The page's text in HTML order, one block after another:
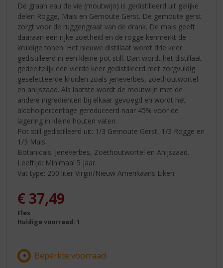
De graan eau de vie (moutwijn) is gedistilleerd uit gelijke
delen Rogge, Mais en Gemoute Gerst. De gemoute gerst
zorgt voor de ruggengraat van de drank. De mais geeft
daaraan een rijke zoetheid en de rogge kenmerkt de
kruidige tonen. Het nieuwe distillaat wordt drie keer
gedistilleerd in een kleine pot still. Dan wordt het distillaat
gedeeltelijk een vierde keer gedistilleerd met zorgvuldig
geselecteerde kruiden zoals jeneverbes, zoethoutwortel
en anijszaad. Als laatste wordt de moutwijn met de
andere ingrediënten bij elkaar gevoegd en wordt het
alcoholpercentage gereduceerd naar 45% voor de
lagering in kleine houten vaten.
Pot still gedistilleerd uit: 1/3 Gemoute Gerst, 1/3 Rogge en
1/3 Mais.
Botanicals: Jeneverbes, Zoethoutwortel en Anijszaad.
Leeftijd: Minimaal 5 jaar.
Vat type: 200 liter Virgin/Nieuw Amerikaans Eiken.
€ 37,49
Fles
Huidige voorraad: 1